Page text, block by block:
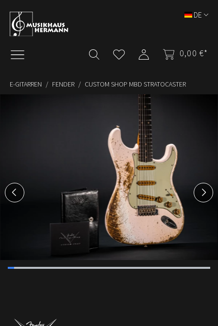
Zum Hauptinhalt springen
0,00 €*
DE
E-GITARREN FENDER CUSTOM SHOP MBD STRATOCASTER